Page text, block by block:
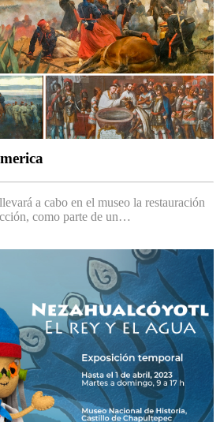
a cabo en el museo la restauración
como parte de un…